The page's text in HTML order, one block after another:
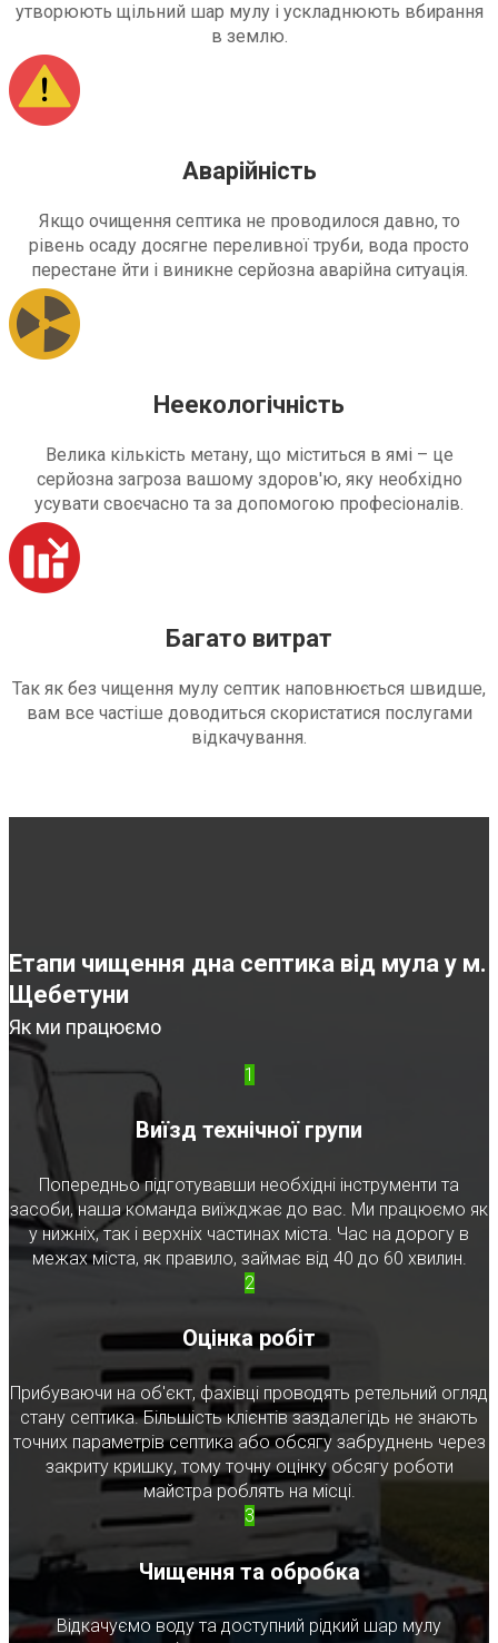
утворюють щільний шар мулу і ускладнюють вбирання
в землю.
Аварійність
Якщо очищення септика не проводилося давно, то
рівень осаду досягне переливної труби, вода просто
перестане йти і виникне серйозна аварійна ситуація.
Неекологічність
Велика кількість метану, що міститься в ямі – це
серйозна загроза вашому здоров'ю, яку необхідно
усувати своєчасно та за допомогою професіоналів.
Багато витрат
Так як без чищення мулу септик наповнюється швидше,
вам все частіше доводиться скористатися послугами
відкачування.
Етапи чищення дна септика від мула у м.
Щебетуни
Як ми працюємо
1
Виїзд технічної групи
Попередньо підготувавши необхідні інструменти та
засоби, наша команда виїжджає до вас. Ми працюємо як
у нижніх, так і верхніх частинах міста. Час на дорогу в
межах міста, як правило, займає від 40 до 60 хвилин.
2
Оцінка робіт
Прибуваючи на об'єкт, фахівці проводять ретельний огляд
стану септика. Більшість клієнтів заздалегідь не знають
точних параметрів септика або обсягу забруднень через
закриту кришку, тому точну оцінку обсягу роботи
майстра роблять на місці.
3
Чищення та обробка
Відкачуємо воду та доступний рідкий шар мулу